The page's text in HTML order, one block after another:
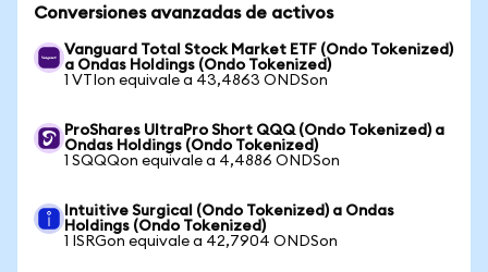
Conversiones avanzadas de activos
Vanguard Total Stock Market ETF (Ondo Tokenized)
a Ondas Holdings (Ondo Tokenized)
1 VTIon equivale a 43,4863 ONDSon
ProShares UltraPro Short QQQ (Ondo Tokenized) a
Ondas Holdings (Ondo Tokenized)
1 SQQQon equivale a 4,4886 ONDSon
Intuitive Surgical (Ondo Tokenized) a Ondas
Holdings (Ondo Tokenized)
1 ISRGon equivale a 42,7904 ONDSon